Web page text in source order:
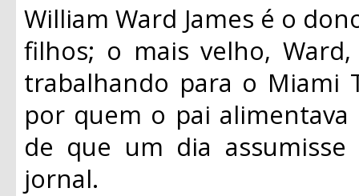
William Ward James é o
filhos; o mais velho,
trabalhando para o Miami
por quem o pai
de que um dia
jornal.